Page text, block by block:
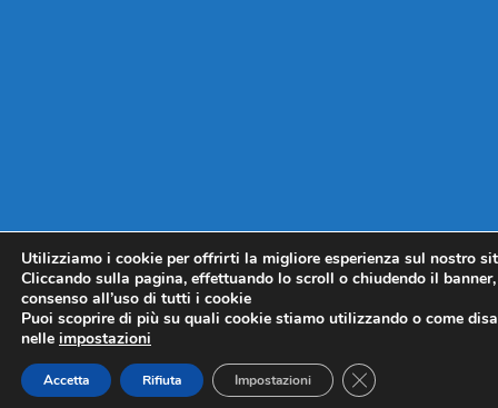
Utilizziamo i cookie per offrirti la migliore esperienza sul nostro
Cliccando sulla pagina, effettuando lo scroll o chiudendo il
consenso all’uso di tutti i cookie
Puoi scoprire di più su quali cookie stiamo utilizzando o come
nelle impostazioni
Accetta Rifiuta Impostazioni CLOSE GDPR